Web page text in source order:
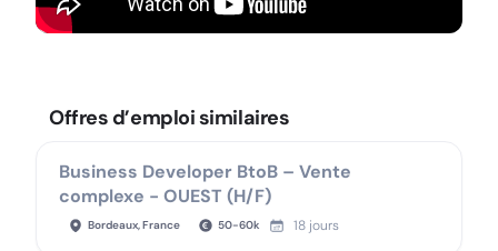
Offres d’emploi similaires
Business Developer BtoB – Vente
complexe - OUEST (H/F)
Bordeaux, France 50-60k 18 jours